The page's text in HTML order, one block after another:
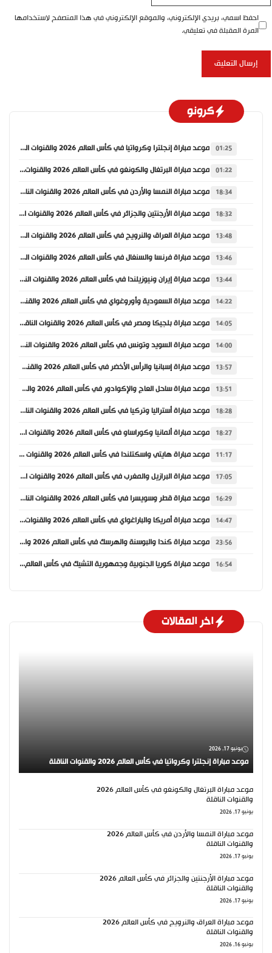
احفظ اسمي، بريدي الإلكتروني، والموقع الإلكتروني في هذا المتصفح لاستخدامها
المرة المقبلة في تعليقي.
كرونو
01:25 موعد مباراة إنجلترا وكرواتيا في كأس العالم 2026 والقنوات الناقلة
01:22 موعد مباراة البرتغال والكونغو في كأس العالم 2026 والقنوات الناقلة
18:34 موعد مباراة النمسا والأردن في كأس العالم 2026 والقنوات الناقلة
18:32 موعد مباراة الأرجنتين والجزائر في كأس العالم 2026 والقنوات الناقلة
13:48 موعد مباراة العراق والنرويج في كأس العالم 2026 والقنوات الناقلة
13:46 موعد مباراة فرنسا والسنغال في كأس العالم 2026 والقنوات الناقلة
13:44 موعد مباراة إيران ونيوزيلندا في كأس العالم 2026 والقنوات الناقلة
14:22 موعد مباراة السعودية وأوروغواي في كأس العالم 2026 والقنوات الناقلة
14:05 موعد مباراة بلجيكا ومصر في كأس العالم 2026 والقنوات الناقلة
14:00 موعد مباراة السويد وتونس في كأس العالم 2026 والقنوات الناقلة
13:57 موعد مباراة إسبانيا والرأس الأخضر في كأس العالم 2026 والقنوات الناقلة
13:51 موعد مباراة ساحل العاج والإكوادور في كأس العالم 2026 والقنوات الناقلة
18:28 موعد مباراة أستراليا وتركيا في كأس العالم 2026 والقنوات الناقلة
18:27 موعد مباراة ألمانيا وكوراساو في كأس العالم 2026 والقنوات الناقلة
11:17 موعد مباراة هايتي واسكتلندا في كأس العالم 2026 والقنوات الناقلة
17:05 موعد مباراة البرازيل والمغرب في كأس العالم 2026 والقنوات الناقلة
16:29 موعد مباراة قطر وسويسرا في كأس العالم 2026 والقنوات الناقلة
14:47 موعد مباراة أمريكا والباراغواي في كأس العالم 2026 والقنوات الناقلة
23:56 موعد مباراة كندا والبوسنة والهرسك في كأس العالم 2026 والقنوات الناقلة
16:54 موعد مباراة كوريا الجنوبية وجمهورية التشيك في كأس العالم 2026 والقنوات الناقلة
اخر المقالات
يونيو 17, 2026
موعد مباراة إنجلترا وكرواتيا في كأس العالم 2026 والقنوات الناقلة
موعد مباراة البرتغال والكونغو في كأس العالم 2026
والقنوات الناقلة
يونيو 17, 2026
موعد مباراة النمسا والأردن في كأس العالم 2026
والقنوات الناقلة
يونيو 17, 2026
موعد مباراة الأرجنتين والجزائر في كأس العالم 2026
والقنوات الناقلة
يونيو 17, 2026
موعد مباراة العراق والنرويج في كأس العالم 2026
والقنوات الناقلة
يونيو 16, 2026